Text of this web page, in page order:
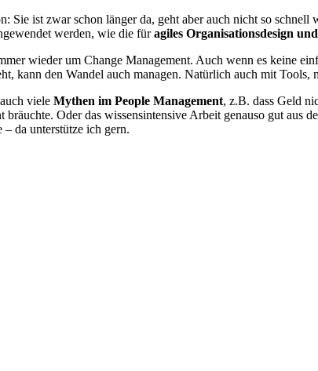
Sie ist zwar schon länger da, geht aber auch nicht so
werden, wie die füragiles Organisationsdesign
wieder um Change Management. Auch wenn es keine
kann den Wandel auch managen. Natürlich auch mit
viele Mythen im People Management, z.B. dass Geld
Oder das wissensintensive Arbeit genauso gut
da unterstütze ich gern.